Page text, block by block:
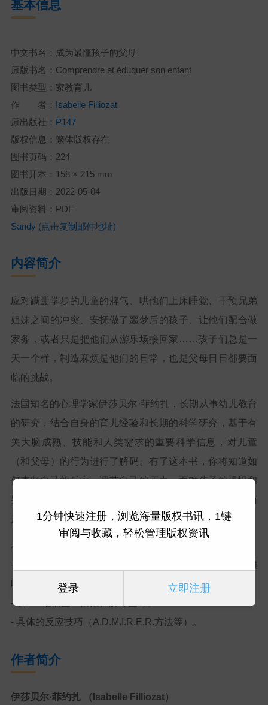
基本信息
中文书名：成为最懂孩子的父母
原版书名：Comprendre et éduquer son enfant
图书类型：家教育儿
作 者： Isabelle Filliozat
原出版社： P147
版权信息：繁体版权存在
图书页码：224
图书开本：158 × 215 mm
出版日期：2022-05-04
审阅资料：PDF
Sandy (点击复制邮件地址)
内容简介
应对蹒跚学步的儿童的脾气、哄他们上床睡觉、干预兄弟
姐妹之间的冲突、安抚做了噩梦后的孩子、让他们配合做
家务，或者只是把他们从游乐场接回家……孩子们总是一
天一个样，制造麻烦是他们的日常，也是父母日日都要面
临的挑战。
法国知名的心理学家伊莎贝尔·菲约扎，长期从事幼儿教育
的研究，结合自身的育儿经验和长期的科学研究，基于有
关大脑成熟、技能和人类需求的重要科学信息，对儿童
（和父母）的行为进行了解码。有了这本书，你将知道如
何克制自己的反应，调节自己的压力。面对孩子的恐惧和
哭闹时，你不再束手无策。你将能够昂首挺胸地走出商
店，不需要糖衣炮弹才能让孩子听话！
本书包括：
- 4个主题研讨会：停止危机、接受情绪、我不再害怕、倾
听技巧。
- 超150幅插图：情景、解释图等。
- 具体的反应技巧（ A.D.M.I.R.E.R.方法等）。
作者简介
伊莎贝尔·菲约扎 （ Isabelle Filliozat）
1分钟快速注册，浏览海量版权书讯，1键
审阅与收藏，轻松管理版权资讯
登录 立即注册